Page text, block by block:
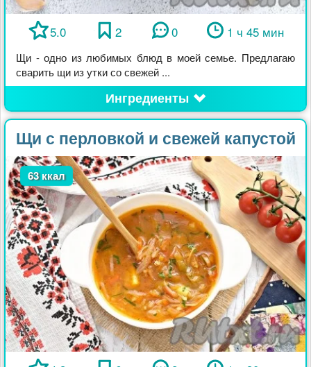
5.0 2 0 1 ч 45 мин
Щи - одно из любимых блюд в моей семье. Предлагаю
сварить щи из утки со свежей ...
Ингредиенты
Щи с перловкой и свежей капустой
63 ккал